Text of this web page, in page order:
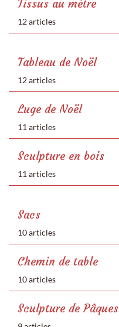
Tissus au mètre
12 articles
Tableau de Noël
12 articles
Luge de Noël
11 articles
Sculpture en bois
11 articles
Sacs
10 articles
Chemin de table
10 articles
Sculpture de Pâques